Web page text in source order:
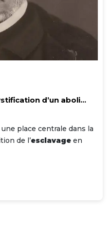
d’un aboli...
place centrale dans la
de l’esclavage en